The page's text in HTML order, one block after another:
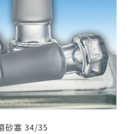
砂塞 34/35